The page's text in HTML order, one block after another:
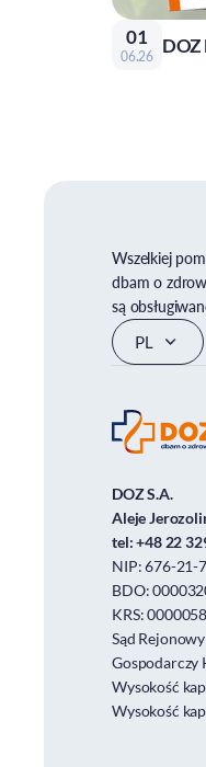
01
06.26 DOZ
Wszelkiej
dbam o
są
DOZ S.A.
Aleje
tel:+48 22
NIP: 676-21-
BDO:
KRS:
Sąd
Gospodarczy
Wysokość
Wysokość